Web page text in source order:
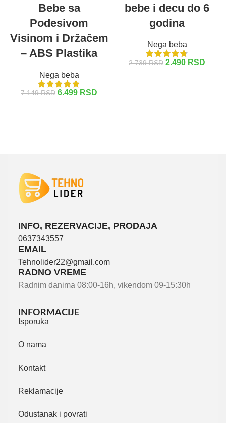
Bebe sa
Podesivom
Visinom i Držačem
– ABS Plastika
Nega beba
7.149RSD 6.499 RSD
bebe i decu do 6
godina
Nega beba
2.739RSD 2.490 RSD
INFO, REZERVACIJE, PRODAJA
0637343557
EMAIL
Tehnolider22@gmail.com
RADNO VREME
Radnim danima 08:00-16h, vikendom 09-15:30h
INFORMACIJE
Isporuka
O nama
Kontakt
Reklamacije
Odustanak i povrati